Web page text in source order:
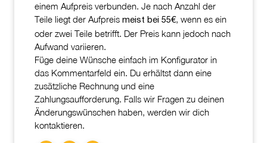
einem Aufpreis verbunden. Je nach Anzahl der
Teile liegt der Aufpreismeist bei 55€, wenn es ein
oder zwei Teile betrifft. Der Preis kann jedoch nach
Aufwand variieren.
Füge deine Wünsche einfach im Konfigurator in
das Kommentarfeld ein. Du erhältst dann eine
zusätzliche Rechnung und eine
Zahlungsaufforderung. Falls wir Fragen zu deinen
Änderungswünschen haben, werden wir dich
kontaktieren.